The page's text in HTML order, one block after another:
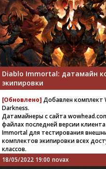
Diablo Immortal: датамайн
экипировки
[Обновлено] Добавлен комплект
Darkness.
Датамайнеры с сайта
файлах последней версии
Immortal для тестирования
комплектов экипировки всех
классов.
18/05/2022 19:00 novax